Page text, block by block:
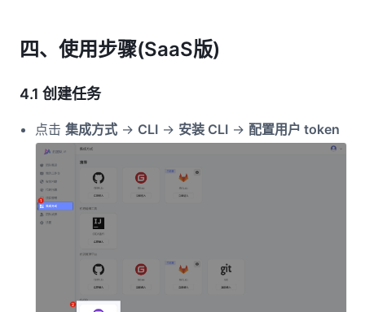
四、使用步骤(SaaS版)
4.1 创建任务
点击集成方式 -> CLI -> 安装 CLI -> 配置用户 token